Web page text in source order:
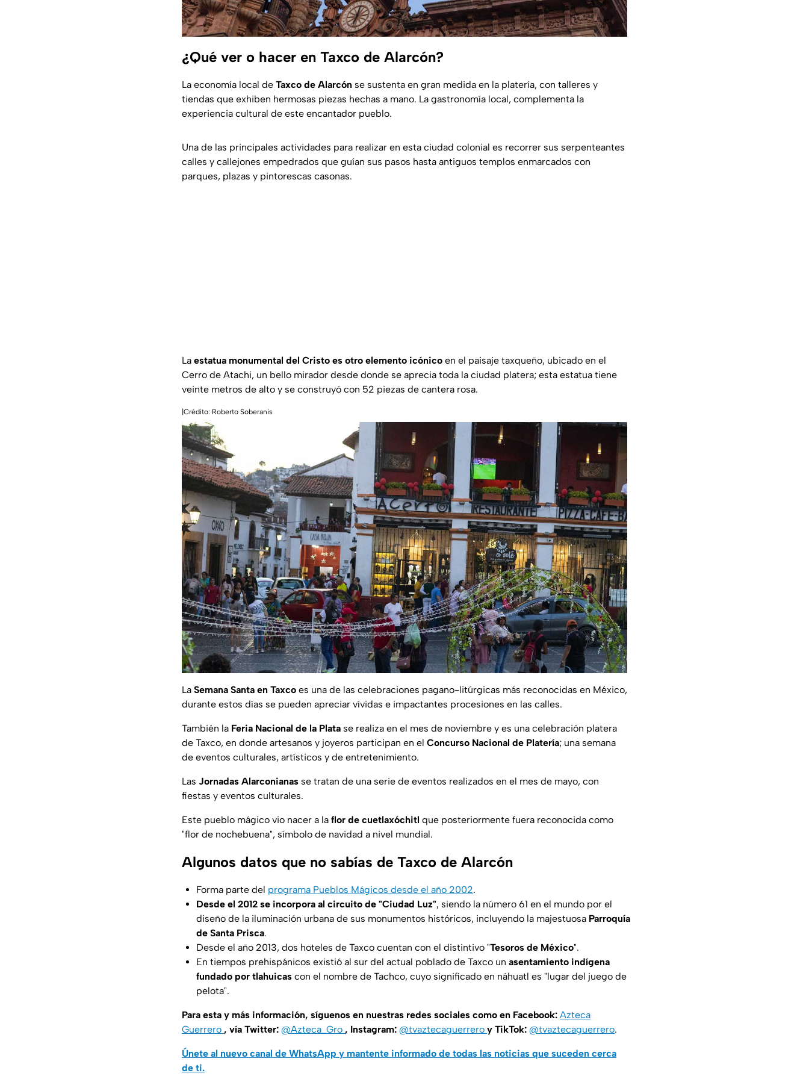
¿Qué ver o hacer en Taxco de Alarcón?
La economía local de Taxco de Alarcón se sustenta en gran medida en la platería, con talleres y
tiendas que exhiben hermosas piezas hechas a mano. La gastronomía local, complementa la
experiencia cultural de este encantador pueblo.
Una de las principales actividades para realizar en esta ciudad colonial es recorrer sus serpenteantes
calles y callejones empedrados que guían sus pasos hasta antiguos templos enmarcados con
parques, plazas y pintorescas casonas.
La estatua monumental del Cristo es otro elemento icónico en el paisaje taxqueño, ubicado en el
Cerro de Atachi, un bello mirador desde donde se aprecia toda la ciudad platera; esta estatua tiene
veinte metros de alto y se construyó con 52 piezas de cantera rosa.
|Crédito: Roberto Soberanis
La Semana Santa en Taxco es una de las celebraciones pagano-litúrgicas más reconocidas en México,
durante estos días se pueden apreciar vívidas e impactantes procesiones en las calles.
También la Feria Nacional de la Plata se realiza en el mes de noviembre y es una celebración platera
de Taxco, en donde artesanos y joyeros participan en el Concurso Nacional de Platería; una semana
de eventos culturales, artísticos y de entretenimiento.
Las Jornadas Alarconianas se tratan de una serie de eventos realizados en el mes de mayo, con
fiestas y eventos culturales.
Este pueblo mágico vio nacer a la flor de cuetlaxóchitl que posteriormente fuera reconocida como
"flor de nochebuena", símbolo de navidad a nivel mundial.
Algunos datos que no sabías de Taxco de Alarcón
Forma parte del programa Pueblos Mágicos desde el año 2002.
Desde el 2012 se incorpora al circuito de "Ciudad Luz", siendo la número 61 en el mundo por el
diseño de la iluminación urbana de sus monumentos históricos, incluyendo la majestuosa Parroquía
de Santa Prisca.
Desde el año 2013, dos hoteles de Taxco cuentan con el distintivo "Tesoros de México".
En tiempos prehispánicos existió al sur del actual poblado de Taxco un asentamiento indígena
fundado por tlahuicas con el nombre de Tachco, cuyo significado en náhuatl es "lugar del juego de
pelota".
Para esta y más información, síguenos en nuestras redes sociales como en Facebook: Azteca
Guerrero , vía Twitter: @Azteca_Gro , Instagram: @tvaztecaguerrero y TikTok: @tvaztecaguerrero.
Únete al nuevo canal de WhatsApp y mantente informado de todas las noticias que suceden cerca
de ti.